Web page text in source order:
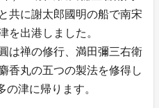
共に謝太郎國明の船で南宋
を出港しました。
は禅の修行、満田彌三右衛
香丸の五つの製法を修得し
津に帰ります。